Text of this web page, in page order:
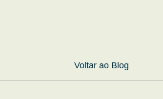
Voltar ao Blog